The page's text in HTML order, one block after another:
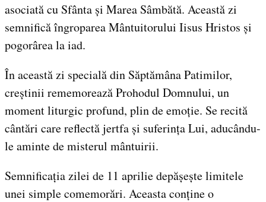
asociată cu Sfânta și Marea Sâmbătă. Această zi
semnifică îngroparea Mântuitorului Iisus Hristos și
pogorârea la iad.
În această zi specială din Săptămâna Patimilor,
creștinii rememorează Prohodul Domnului, un
moment liturgic profund, plin de emoție. Se recită
cântări care reflectă jertfa și suferința Lui, aducându-
le aminte de misterul mântuirii.
Semnificația zilei de 11 aprilie depășește limitele
unei simple comemorări. Aceasta conține o